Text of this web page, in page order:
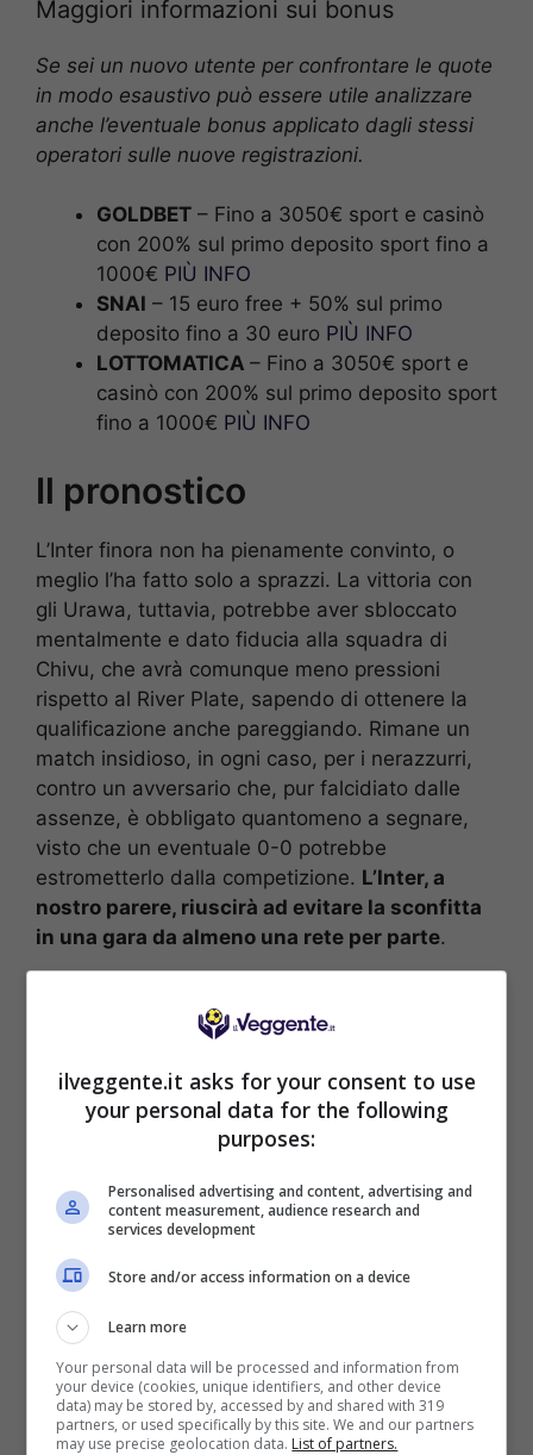
Maggiori informazioni sui bonus
Se sei un nuovo utente per confrontare le quote
in modo esaustivo può essere utile analizzare
anche l’eventuale bonus applicato dagli stessi
operatori sulle nuove registrazioni.
GOLDBET – Fino a 3050€ sport e casinò
con 200% sul primo deposito sport fino a
1000€ PIÙ INFO
SNAI – 15 euro free + 50% sul primo
deposito fino a 30 euro PIÙ INFO
LOTTOMATICA – Fino a 3050€ sport e
casinò con 200% sul primo deposito sport
fino a 1000€ PIÙ INFO
Il pronostico
L’Inter finora non ha pienamente convinto, o
meglio l’ha fatto solo a sprazzi. La vittoria con
gli Urawa, tuttavia, potrebbe aver sbloccato
mentalmente e dato fiducia alla squadra di
Chivu, che avrà comunque meno pressioni
rispetto al River Plate, sapendo di ottenere la
qualificazione anche pareggiando. Rimane un
match insidioso, in ogni caso, per i nerazzurri,
contro un avversario che, pur falcidiato dalle
assenze, è obbligato quantomeno a segnare,
visto che un eventuale 0-0 potrebbe
estrometterlo dalla competizione. L’Inter, a
nostro parere, riuscirà ad evitare la sconfitta
in una gara da almeno una rete per parte.
Le probabili formazioni di
Inter-River Plate
INTER (3-5-2):Sommer; Darmian, Acerbi,
Bastoni; Dumfries, Barella, Asllani, Mkhitaryan,
RIVER PLATE (5-3-2):Armani; Montiel,
Martinez Quarta, Pezzella, Diaz, Acuña;
Fernandez, Kranevitter, Meza; Mastantuono,
Colidio.
[poll id=”2750″]
POSSIBILE RISULTATO: 2-2
ilveggente.it asks for your consent to use
your personal data for the following
purposes:
Personalised advertising and content, advertising and
content measurement, audience research and
services development
Store and/or access information on a device
Learn more
Your personal data will be processed and information from
your device (cookies, unique identifiers, and other device
data) may be stored by, accessed by and shared with 319
partners, or used specifically by this site. We and our partners
may use precise geolocation data. List of partners.